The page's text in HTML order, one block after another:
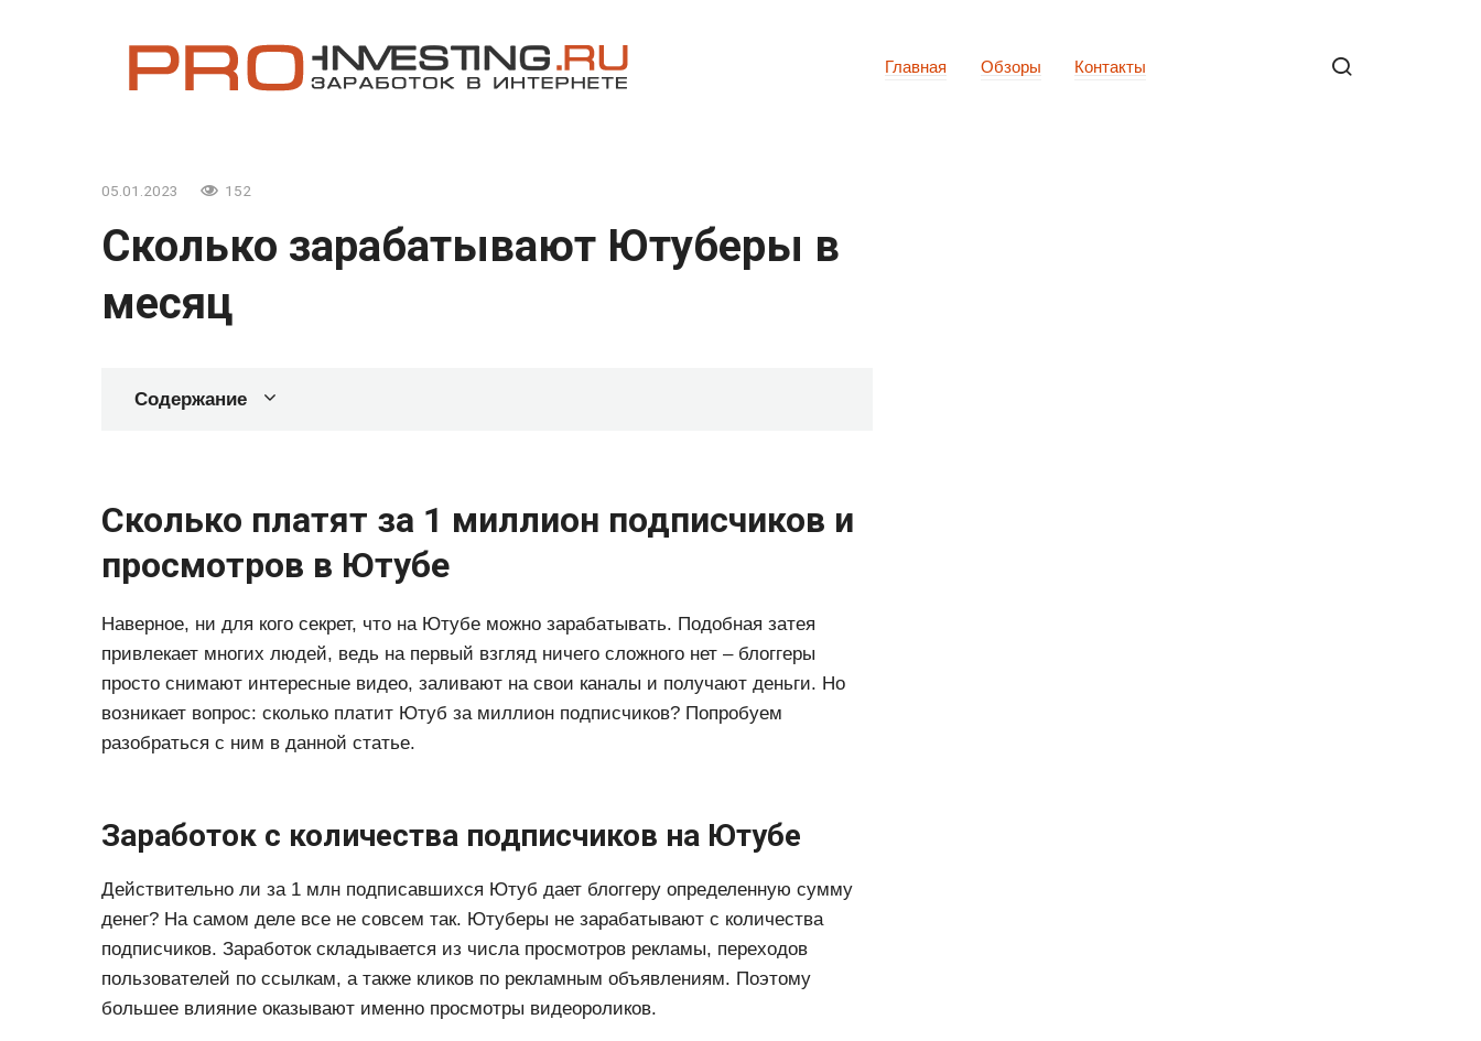
Главная Обзоры Контакты
05.01.2023 152
Сколько зарабатывают Ютуберы в
месяц
Содержание
Сколько платят за 1 миллион подписчиков и
просмотров в Ютубе
Наверное, ни для кого секрет, что на Ютубе можно зарабатывать. Подобная затея
привлекает многих людей, ведь на первый взгляд ничего сложного нет – блоггеры
просто снимают интересные видео, заливают на свои каналы и получают деньги. Но
возникает вопрос: сколько платит Ютуб за миллион подписчиков? Попробуем
разобраться с ним в данной статье.
Заработок с количества подписчиков на Ютубе
Действительно ли за 1 млн подписавшихся Ютуб дает блоггеру определенную сумму
денег? На самом деле все не совсем так. Ютуберы не зарабатывают с количества
подписчиков. Заработок складывается из числа просмотров рекламы, переходов
пользователей по ссылкам, а также кликов по рекламным объявлениям. Поэтому
большее влияние оказывают именно просмотры видеороликов.